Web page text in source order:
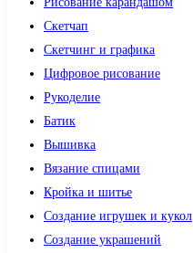
Скетчап
Скетчинг и графика
Цифровое рисование
Рукоделие
Батик
Вышивка
Вязание спицами
Кройка и шитье
Создание игрушек и кукол
Создание украшений